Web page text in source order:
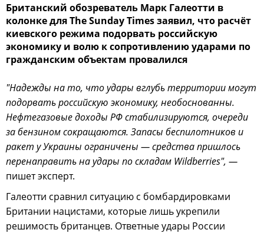
Британский обозреватель Марк Галеотти в
колонке для The Sunday Times заявил, что расчёт
киевского режима подорвать российскую
экономику и волю к сопротивлению ударами по
гражданским объектам провалился
"Надежды на то, что удары вглубь территории могут
подорвать российскую экономику, необоснованны.
Нефтегазовые доходы РФ стабилизируются, очереди
за бензином сокращаются. Запасы беспилотников и
ракет у Украины ограничены — средства пришлось
перенаправить на удары по складам Wildberries", —
пишет эксперт.
Галеотти сравнил ситуацию с бомбардировками
Британии нацистами, которые лишь укрепили
решимость британцев. Ответные удары России